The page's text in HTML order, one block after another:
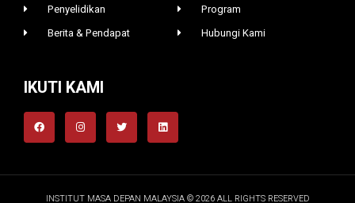
Penyelidikan
Berita & Pendapat
Program
Hubungi Kami
IKUTI KAMI
INSTITUT MASA DEPAN MALAYSIA © 2026 ALL RIGHTS RESERVED​